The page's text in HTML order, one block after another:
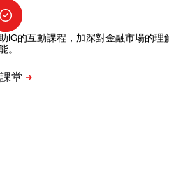
IG的互動課程，加深對金融市場的理
。